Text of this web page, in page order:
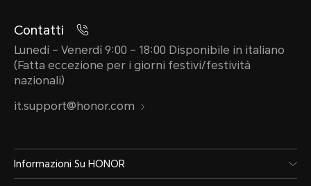
Contatti
Lunedì – Venerdì 9:00 – 18:00 Disponibile in italiano
(Fatta eccezione per i giorni festivi/festività
nazionali)
it.support@honor.com
Informazioni Su HONOR